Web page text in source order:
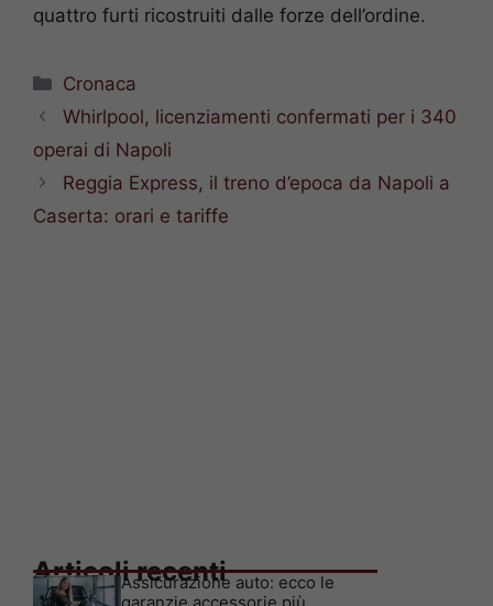
quattro furti ricostruiti dalle forze dell’ordine.
Categorie
Cronaca
Whirlpool, licenziamenti confermati per i 340
operai di Napoli
Reggia Express, il treno d’epoca da Napoli a
Caserta: orari e tariffe
Articoli recenti
Assicurazione auto: ecco le
garanzie accessorie più